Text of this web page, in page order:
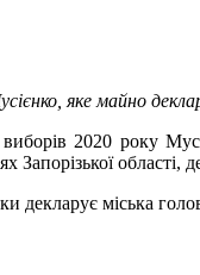
яке майно
2020 року
області,
декларує міська